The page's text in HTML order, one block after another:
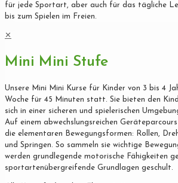
für jede Sportart, aber auch für das tägliche
bis zum Spielen im Freien.
✕
Mini Mini Stufe
Unsere Mini Mini Kurse für Kinder von 3 bis 4
Woche für 45 Minuten statt. Sie bieten den
sich in einer sicheren und spielerischen
Auf einem abwechslungsreichen
die elementaren Bewegungsformen: Rollen,
und Springen. So sammeln sie wichtige
werden grundlegende motorische Fähigkeiten
sportartenübergreifende Grundlagen geschult.